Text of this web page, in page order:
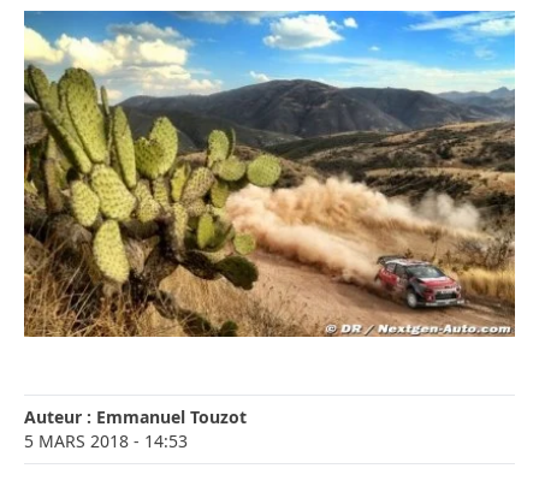
Auteur : Emmanuel Touzot
5 MARS 2018 - 14:53